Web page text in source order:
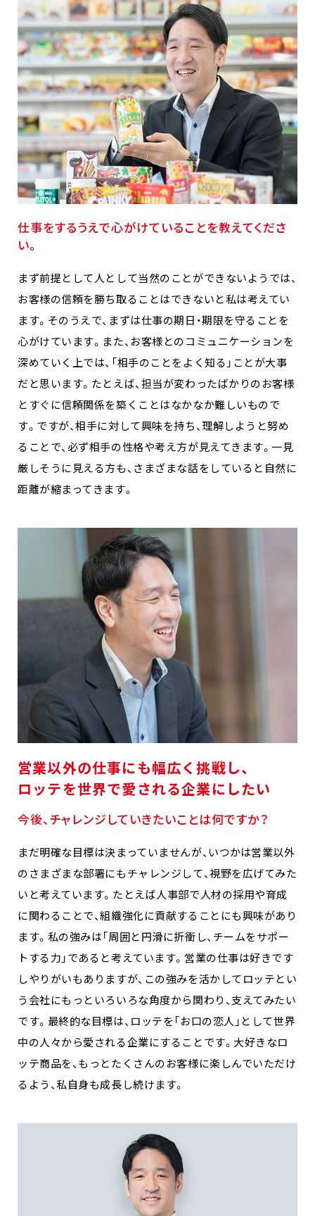
仕事をするうえで心がけていることを教えてくださ
い。
まず前提として人として当然のことができないようでは、
お客様の信頼を勝ち取ることはできないと私は考えてい
ます。そのうえで、まずは仕事の期日・期限を守ることを
心がけています。また、お客様とのコミュニケーションを
深めていく上では、「相手のことをよく知る」ことが大事
だと思います。たとえば、担当が変わったばかりのお客様
とすぐに信頼関係を築くことはなかなか難しいもので
す。ですが、相手に対して興味を持ち、理解しようと努め
ることで、必ず相手の性格や考え方が見えてきます。一見
厳しそうに見える方も、さまざまな話をしていると自然に
距離が縮まってきます。
営業以外の仕事にも幅広く挑戦し、
ロッテを世界で愛される企業にしたい
今後、チャレンジしていきたいことは何ですか？
まだ明確な目標は決まっていませんが、いつかは営業以外
のさまざまな部署にもチャレンジして、視野を広げてみた
いと考えています。たとえば人事部で人材の採用や育成
に関わることで、組織強化に貢献することにも興味があり
ます。私の強みは「周囲と円滑に折衝し、チームをサポー
トする力」であると考えています。営業の仕事は好きです
しやりがいもありますが、この強みを活かしてロッテとい
う会社にもっといろいろな角度から関わり、支えてみたい
です。最終的な目標は、ロッテを「お口の恋人」として世界
中の人々から愛される企業にすることです。大好きなロ
ッテ商品を、もっとたくさんのお客様に楽しんでいただけ
るよう、私自身も成長し続けます。